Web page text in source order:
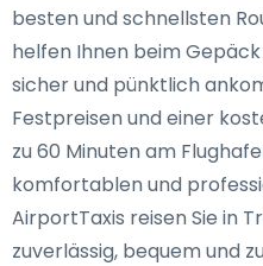
besten und schnellsten
helfen Ihnen beim
sicher und pünktlich
Festpreisen und einer
zu 60 Minuten am
komfortablen und
AirportTaxis reisen Sie in
zuverlässig, bequem und